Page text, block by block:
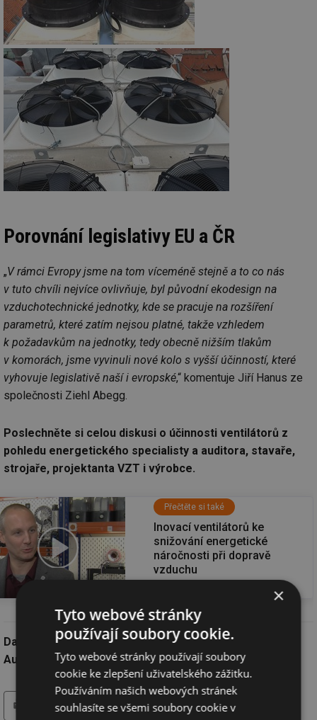
Porovnání legislativy EU a ČR
„V rámci Evropy jsme na tom víceméně stejně a to co nás
v tuto chvíli nejvíce ovlivňuje, byl původní ekodesign na
vzduchotechnické jednotky, kde se pracuje na rozšíření
parametrů, které zatím nejsou platné, takže vzhledem
k požadavkům na jednotky, tedy obecně nižším tlakům
v komorách, jsme vyvinuli nové kolo s vyšší účinností, které
vyhovuje legislativě naší i evropské,“ komentuje Jiří Hanus ze
společnosti Ziehl Abegg.
Poslechněte si celou diskusi o účinnosti ventilátorů z
pohledu energetického specialisty a auditora, stavaře,
strojaře, projektanta VZT i výrobce.
Přečtěte si také
Inovací ventilátorů ke
snižování energetické
náročnosti při dopravě
vzduchu
Datum:
12.12.2023
Autor:
Redakce
tisk hledat
×
Tyto webové stránky
používají soubory cookie.
Tyto webové stránky používají soubory
cookie ke zlepšení uživatelského zážitku.
Používáním našich webových stránek
souhlasíte se všemi soubory cookie v